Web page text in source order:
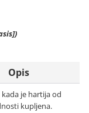
Opis
je hartija od
kupljena.